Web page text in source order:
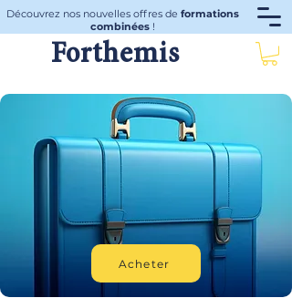
Découvrez nos nouvelles offres de formations
combinées!
Forthemis
Acheter